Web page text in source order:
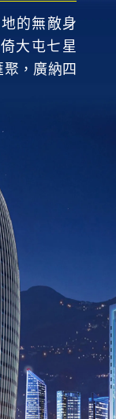
的無敵身
大屯七星
，廣納四